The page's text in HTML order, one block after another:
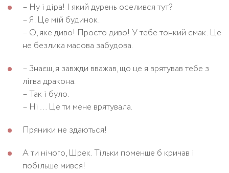
– Ну і діра! І який дурень оселився тут?
– Я. Це мій будинок.
– О, яке диво! Просто диво! У тебе тонкий смак. Це
не безлика масова забудова.
– Знаєш, я завжди вважав, що це я врятував тебе з
лігва дракона.
– Так і було.
– Ні … Це ти мене врятувала.
Пряники не здаються!
А ти нічого, Шрек. Тільки поменше б кричав і
побільше мився!